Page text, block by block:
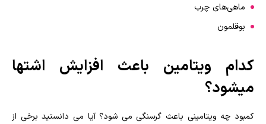
ماهی‌های چرب
بوقلمون
کدام ویتامین باعث افزایش اشتها
میشود؟
کمبود چه ویتامینی باعث گرسنگی می شود؟ آیا می دانستید برخی از